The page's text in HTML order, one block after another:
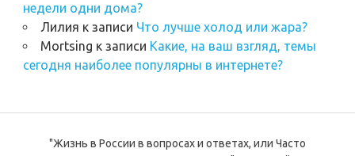
недели одни дома?
Лилия к записи Что лучше холод или жара?
Mortsing к записи Какие, на ваш взгляд, темы
сегодня наиболее популярны в интернете?
"Жизнь в России в вопросах и ответах, или Часто